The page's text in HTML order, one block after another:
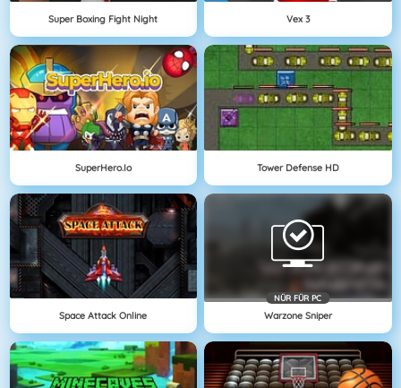
Super Boxing Fight Night Vex 3
SuperHero.io Tower Defense HD
Space Attack Online
NÜR FÜR PC
Warzone Sniper